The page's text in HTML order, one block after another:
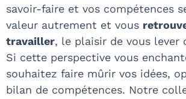
savoir-faire et vos compétences
valeur autrement et vous
travailler, le plaisir de vous lever
Si cette perspective vous
souhaitez faire mûrir vos idées,
bilan de compétences. Notre